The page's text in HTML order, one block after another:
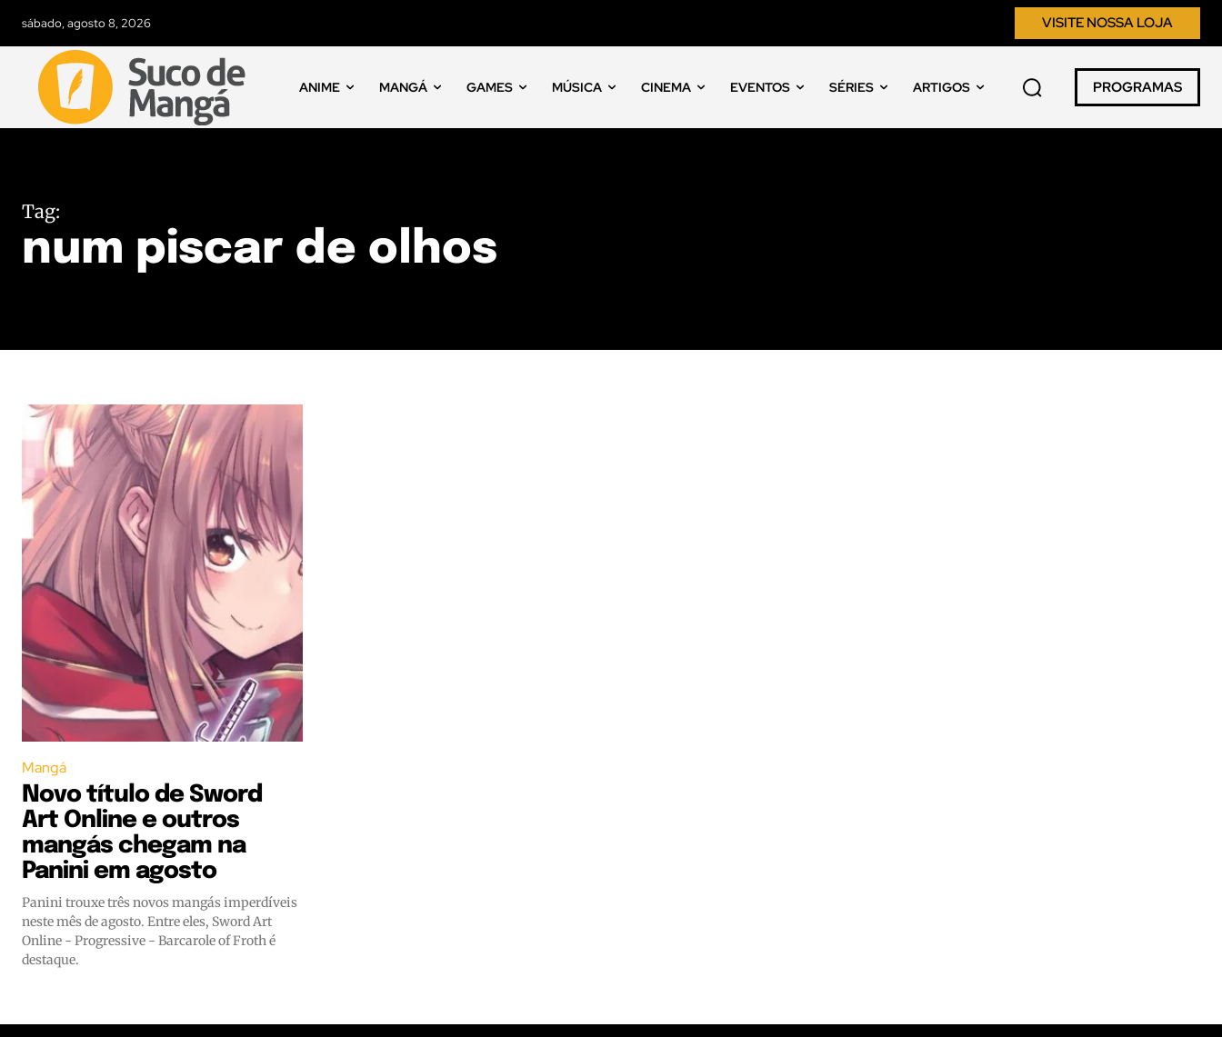
sábado, agosto 8, 2026 VISITE NOSSA LOJA
ANIME MANGÁ GAMES MÚSICA CINEMA EVENTOS SÉRIES ARTIGOS PROGRAMAS
Tag:
num piscar de olhos
Mangá
Novo título de Sword
Art Online e outros
mangás chegam na
Panini em agosto
Panini trouxe três novos mangás imperdíveis
neste mês de agosto. Entre eles, Sword Art
Online - Progressive - Barcarole of Froth é
destaque.